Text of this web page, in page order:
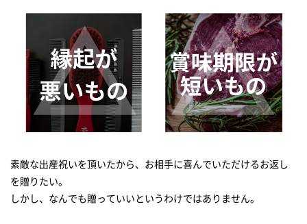
素敵な出産祝いを頂いたから、お相手に喜んでいただけるお返し
を贈りたい。
しかし、なんでも贈っていいというわけではありません。